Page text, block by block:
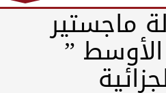
ماجستير
”